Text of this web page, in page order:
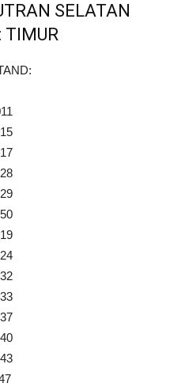
SELATAN
TIMUR